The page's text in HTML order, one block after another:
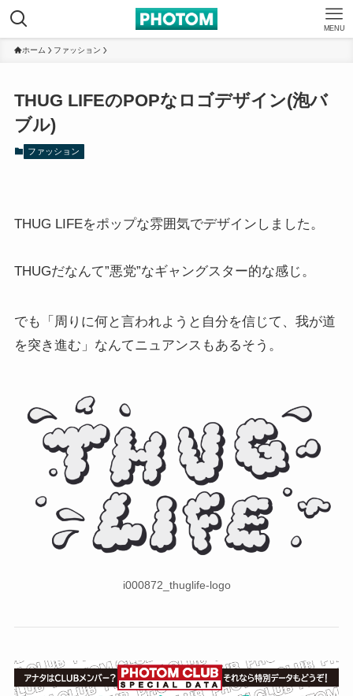
MENU
ホーム ファッション
THUG LIFEのPOPなロゴデザイン(泡バ
ブル)
ファッション
THUG LIFEをポップな雰囲気でデザインしました。
THUGだなんて”悪党”なギャングスター的な感じ。
でも「周りに何と言われようと自分を信じて、我が道
を突き進む」なんてニュアンスもあるそう。
i000872_thuglife-logo